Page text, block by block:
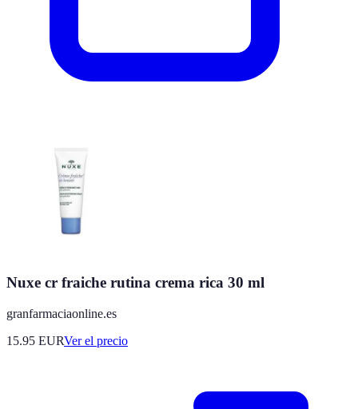
Nuxe cr fraiche rutina crema rica 30 ml
granfarmaciaonline.es
15.95 EURVer el precio